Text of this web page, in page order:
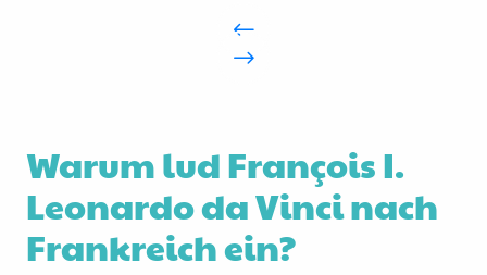
Warum lud François I.
Leonardo da Vinci nach
Frankreich ein?